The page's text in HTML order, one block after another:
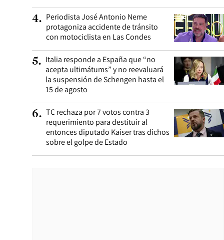
4. Periodista José Antonio Neme
protagoniza accidente de tránsito
con motociclista en Las Condes
5. Italia responde a España que “no
acepta ultimátums” y no reevaluará
la suspensión de Schengen hasta el
15 de agosto
6. TC rechaza por 7 votos contra 3
requerimiento para destituir al
entonces diputado Kaiser tras dichos
sobre el golpe de Estado